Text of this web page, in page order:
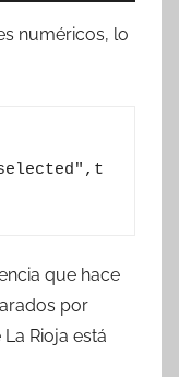
numéricos, lo
que hace
por
Rioja está